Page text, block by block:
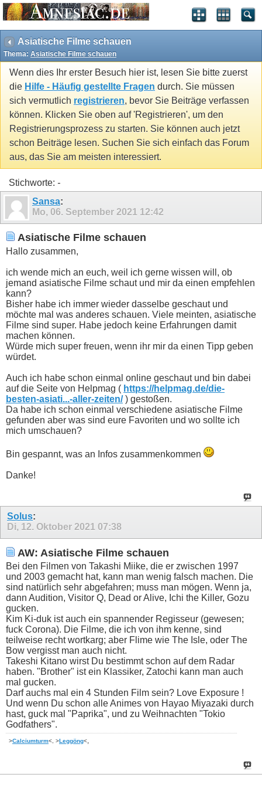
Asiatische Filme schauen
Thema: Asiatische Filme schauen
Wenn dies Ihr erster Besuch hier ist, lesen Sie bitte zuerst
die Hilfe - Häufig gestellte Fragen durch. Sie müssen
sich vermutlich registrieren, bevor Sie Beiträge verfassen
können. Klicken Sie oben auf 'Registrieren', um den
Registrierungsprozess zu starten. Sie können auch jetzt
schon Beiträge lesen. Suchen Sie sich einfach das Forum
aus, das Sie am meisten interessiert.
Stichworte: -
Sansa:
Mo, 06. September 2021 12:42
Asiatische Filme schauen
Hallo zusammen,
ich wende mich an euch, weil ich gerne wissen will, ob
jemand asiatische Filme schaut und mir da einen empfehlen
kann?
Bisher habe ich immer wieder dasselbe geschaut und
möchte mal was anderes schauen. Viele meinten, asiatische
Filme sind super. Habe jedoch keine Erfahrungen damit
machen können.
Würde mich super freuen, wenn ihr mir da einen Tipp geben
würdet.
Auch ich habe schon einmal online geschaut und bin dabei
auf die Seite von Helpmag ( https://helpmag.de/die-
besten-asiati...-aller-zeiten/) gestoßen.
Da habe ich schon einmal verschiedene asiatische Filme
gefunden aber was sind eure Favoriten und wo sollte ich
mich umschauen?
Bin gespannt, was an Infos zusammenkommen
Danke!
Solus:
Di, 12. Oktober 2021 07:38
AW: Asiatische Filme schauen
Bei den Filmen von Takashi Miike, die er zwischen 1997
und 2003 gemacht hat, kann man wenig falsch machen. Die
sind natürlich sehr abgefahren; muss man mögen. Wenn ja,
dann Audition, Visitor Q, Dead or Alive, Ichi the Killer, Gozu
gucken.
Kim Ki-duk ist auch ein spannender Regisseur (gewesen;
fuck Corona). Die Filme, die ich von ihm kenne, sind
teilweise recht wortkarg; aber Flime wie The Isle, oder The
Bow vergisst man auch nicht.
Takeshi Kitano wirst Du bestimmt schon auf dem Radar
haben. "Brother" ist ein Klassiker, Zatochi kann man auch
mal gucken.
Darf auchs mal ein 4 Stunden Film sein? Love Exposure !
Und wenn Du schon alle Animes von Hayao Miyazaki durch
hast, guck mal "Paprika", und zu Weihnachten "Tokio
Godfathers".
>Calciumturm<, >Leggöng<,